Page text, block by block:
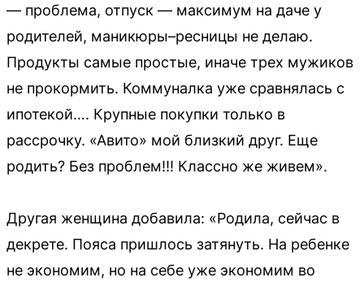
— проблема, отпуск — максимум на даче у
родителей, маникюры–ресницы не делаю.
Продукты самые простые, иначе трех мужиков
не прокормить. Коммуналка уже сравнялась с
ипотекой…. Крупные покупки только в
рассрочку. «Авито» мой близкий друг. Еще
родить? Без проблем!!! Классно же живем».
Другая женщина добавила: «Родила, сейчас в
декрете. Пояса пришлось затянуть. На ребенке
не экономим, но на себе уже экономим во